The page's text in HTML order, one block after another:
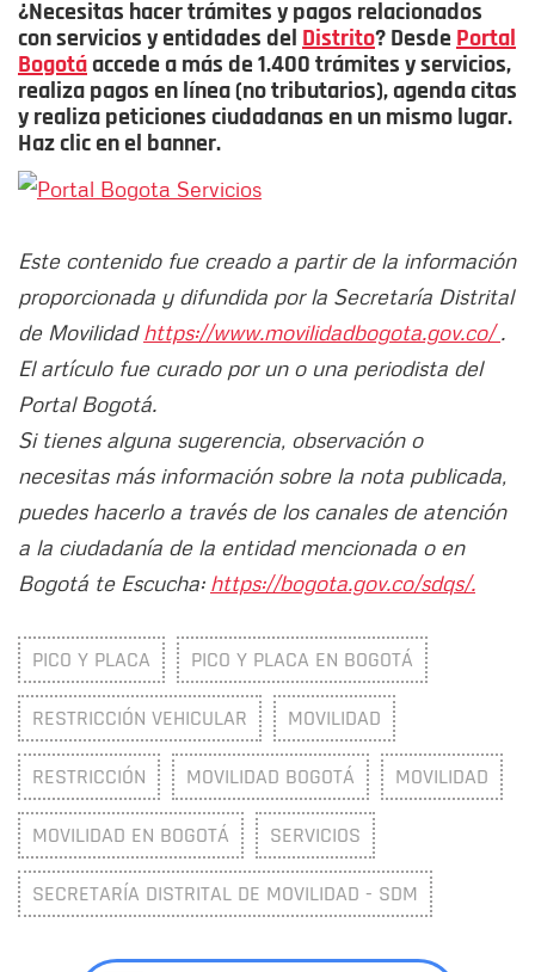
¿Necesitas hacer trámites y pagos relacionados
con servicios y entidades del Distrito? Desde Portal
Bogotáaccede a más de 1.400 trámites y servicios,
realiza pagos en línea (no tributarios), agenda citas
y realiza peticiones ciudadanas en un mismo lugar.
Haz clic en el banner.
Este contenido fue creado a partir de la información
proporcionada y difundida por la Secretaría Distrital
de Movilidadhttps://www.movilidadbogota.gov.co/.
El artículo fue curado por un o una periodista del
Portal Bogotá.
Si tienes alguna sugerencia, observación o
necesitas más información sobre la nota publicada,
puedes hacerlo a través de los canales de atención
a la ciudadanía de la entidad mencionada o en
Bogotá te Escucha: https://bogota.gov.co/sdqs/.
PICO Y PLACA PICO Y PLACA EN BOGOTÁ
RESTRICCIÓN VEHICULAR MOVILIDAD
RESTRICCIÓN MOVILIDAD BOGOTÁ MOVILIDAD
MOVILIDAD EN BOGOTÁ SERVICIOS
SECRETARÍA DISTRITAL DE MOVILIDAD - SDM